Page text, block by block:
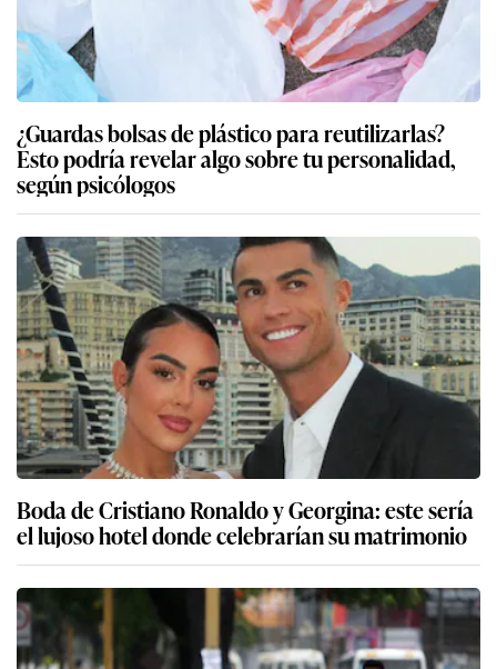
¿Guardas bolsas de plástico para reutilizarlas?
Esto podría revelar algo sobre tu personalidad,
según psicólogos
Boda de Cristiano Ronaldo y Georgina: este sería
el lujoso hotel donde celebrarían su matrimonio